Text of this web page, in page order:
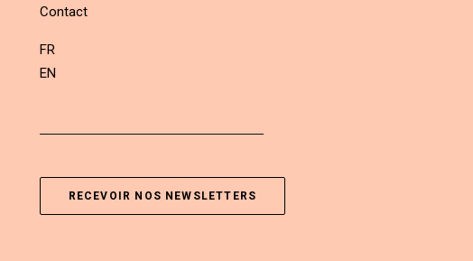
Contact
FR
EN
RECEVOIR NOS NEWSLETTERS